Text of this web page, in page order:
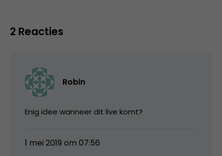
2 Reacties
Robin
Enig idee wanneer dit live komt?
1 mei 2019 om 07:56